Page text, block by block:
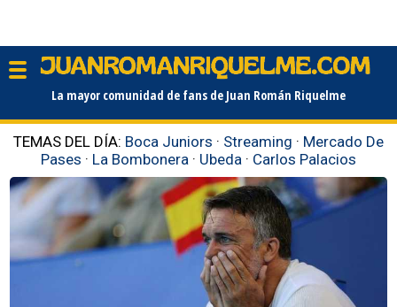
La mayor comunidad de fans de Juan Román Riquelme
TEMAS DEL DÍA: Boca Juniors · Streaming · Mercado De
Pases · La Bombonera · Ubeda · Carlos Palacios